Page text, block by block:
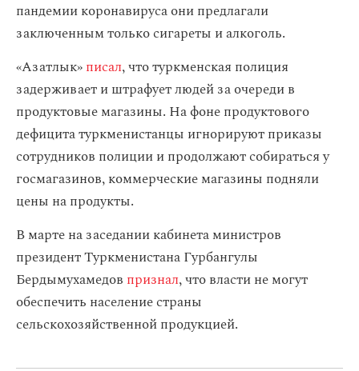
пандемии коронавируса они предлагали
заключенным только сигареты и алкоголь.
«Азатлык»писал, что туркменская полиция
задерживает и штрафует людей за очереди в
продуктовые магазины. На фоне продуктового
дефицита туркменистанцы игнорируют приказы
сотрудников полиции и продолжают собираться у
госмагазинов, коммерческие магазины подняли
цены на продукты.
В марте на заседании кабинета министров
президент Туркменистана Гурбангулы
Бердымухамедов признал, что власти не могут
обеспечить население страны
сельскохозяйственной продукцией.